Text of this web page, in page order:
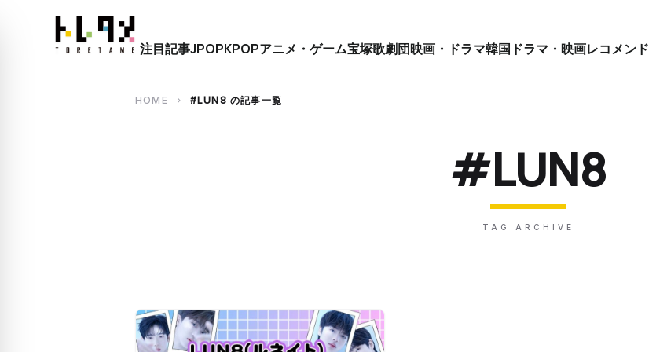
close
注目記事JPOPKPOPアニメ・ゲーム宝塚歌劇団映画・ドラマ韓国ドラマ・映画レコメンド
HOME chevron_right #LUN8 の記事一覧
#LUN8
TAG ARCHIVE